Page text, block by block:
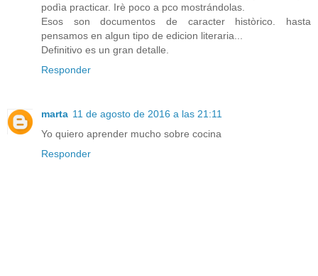
podìa practicar. Irè poco a pco mostrándolas.
Esos son documentos de caracter històrico. hasta
pensamos en algun tipo de edicion literaria...
Definitivo es un gran detalle.
Responder
marta 11 de agosto de 2016 a las 21:11
Yo quiero aprender mucho sobre cocina
Responder